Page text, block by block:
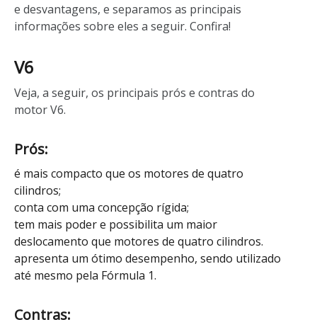
e desvantagens, e separamos as principais
informações sobre eles a seguir. Confira!
V6
Veja, a seguir, os principais prós e contras do
motor V6.
Prós:
é mais compacto que os motores de quatro
cilindros;
conta com uma concepção rígida;
tem mais poder e possibilita um maior
deslocamento que motores de quatro cilindros.
apresenta um ótimo desempenho, sendo utilizado
até mesmo pela Fórmula 1.
Contras: